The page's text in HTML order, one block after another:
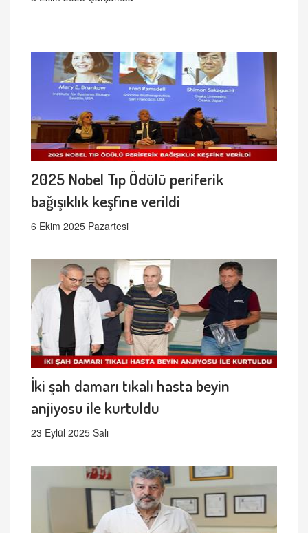
2025 Nobel Tıp Ödülü periferik
bağışıklık keşfine verildi
6 Ekim 2025 Pazartesi
İki şah damarı tıkalı hasta beyin
anjiyosu ile kurtuldu
23 Eylül 2025 Salı